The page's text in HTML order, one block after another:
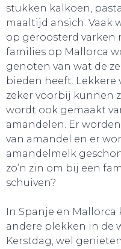
stukken kalkoen,
maaltijd ansich. Vaak
op geroosterd varken
families op Mallorca
genoten van wat de
bieden heeft. Lekkere
zeker voorbij kunnen
wordt ook gemaakt
amandelen. Er
van amandel en er
amandelmelk
zo’n zin om bij een
schuiven?
In Spanje en Mallorca
andere plekken in de
Kerstdag, wel